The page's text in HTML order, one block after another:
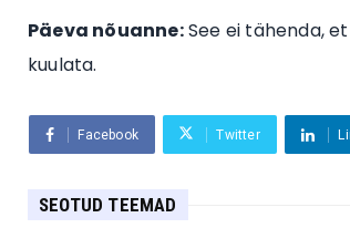
Päeva nõuanne:See ei tähenda,
kuulata.
Facebook Twitter
SEOTUD TEEMAD